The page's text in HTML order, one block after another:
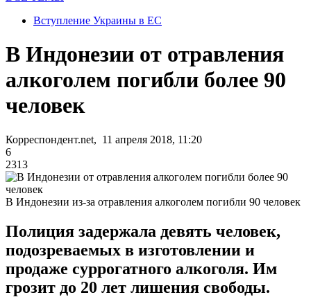
Вступление Украины в ЕС
В Индонезии от отравления
алкоголем погибли более 90
человек
Корреспондент.net, 11 апреля 2018, 11:20
6
2313
В Индонезии из-за отравления алкоголем погибли 90 человек
Полиция задержала девять человек,
подозреваемых в изготовлении и
продаже суррогатного алкоголя. Им
грозит до 20 лет лишения свободы.